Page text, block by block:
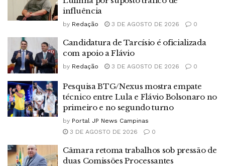
influência
by Redação 3 DE AGOSTO DE 2026 0
Candidatura de Tarcísio é oficializada
com apoio a Flávio
by Redação 3 DE AGOSTO DE 2026 0
Pesquisa BTG/Nexus mostra empate
técnico entre Lula e Flávio Bolsonaro no
primeiro e no segundo turno
by Portal JP News Campinas
3 DE AGOSTO DE 2026
0
Câmara retoma trabalhos sob pressão de
duas Comissões Processantes